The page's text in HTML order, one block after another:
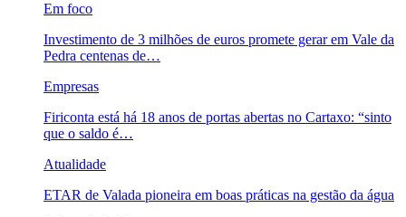
Em foco
Investimento de 3 milhões de euros promete gerar em Vale da
Pedra centenas de…
Empresas
Firiconta está há 18 anos de portas abertas no Cartaxo: “sinto
que o saldo é…
Atualidade
ETAR de Valada pioneira em boas práticas na gestão da água